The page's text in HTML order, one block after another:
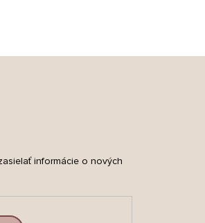
informácie o nových